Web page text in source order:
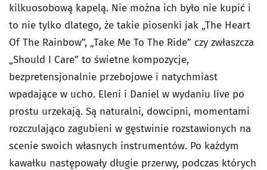
kilkuosobową kapelą. Nie można ich było nie kupić i
to nie tylko dlatego, że takie piosenki jak „The Heart
Of The Rainbow”, „Take Me To The Ride” czy zwłaszcza
„Should I Care” to świetne kompozycje,
bezpretensjonalnie przebojowe i natychmiast
wpadające w ucho. Eleni i Daniel w wydaniu live po
prostu urzekają. Są naturalni, dowcipni, momentami
rozczulająco zagubieni w gęstwinie rozstawionych na
scenie swoich własnych instrumentów. Po każdym
kawałku następowały długie przerwy, podczas których